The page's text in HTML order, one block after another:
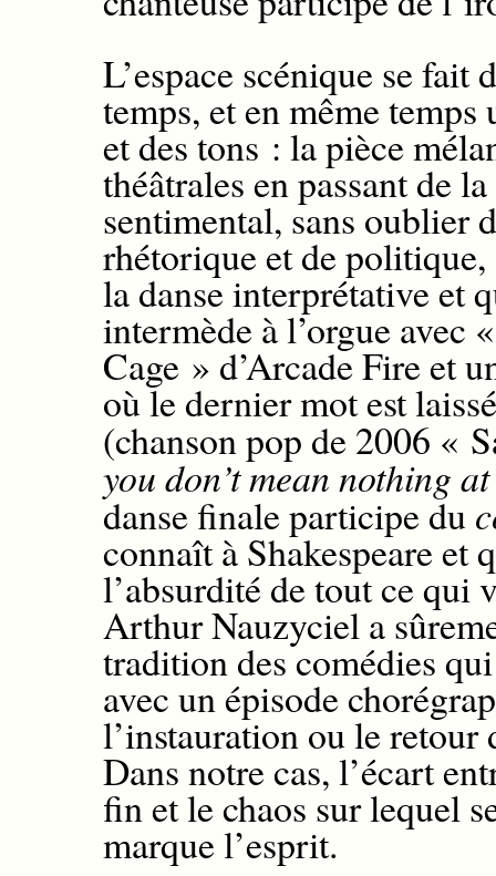
L’espace scénique se fait
temps,eten même temps
et des tons : la pièce
théâtralesen passant de
sentimental, sans oublier
rhétorique et de politique,
ladanseinterprétativeet
intermède à l’orgue avec
Cage » d’Arcade Fireet
où le dernier motest
(chanson pop de 2006 «
you don’t mean nothing
danse finale participe du
connaît à Shakespeare et
l’absurdité de tout ce qui
Arthur Nauzyciel a
tradition des comédies
avec un épisode
l’instauration ou le retour
Dans notre cas, l’écart
fin et le chaos sur lequel
marque l’esprit.